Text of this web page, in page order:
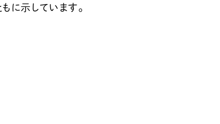
に示しています。